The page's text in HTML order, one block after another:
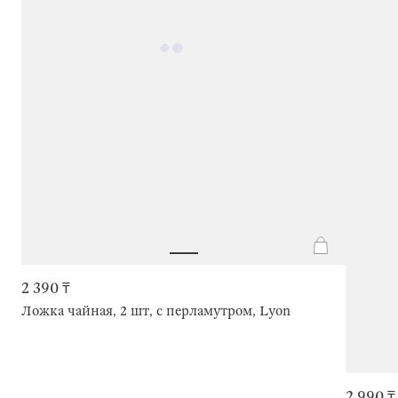
2 390 ₸
Ложка чайная, 2 шт, с перламутром, Lyon